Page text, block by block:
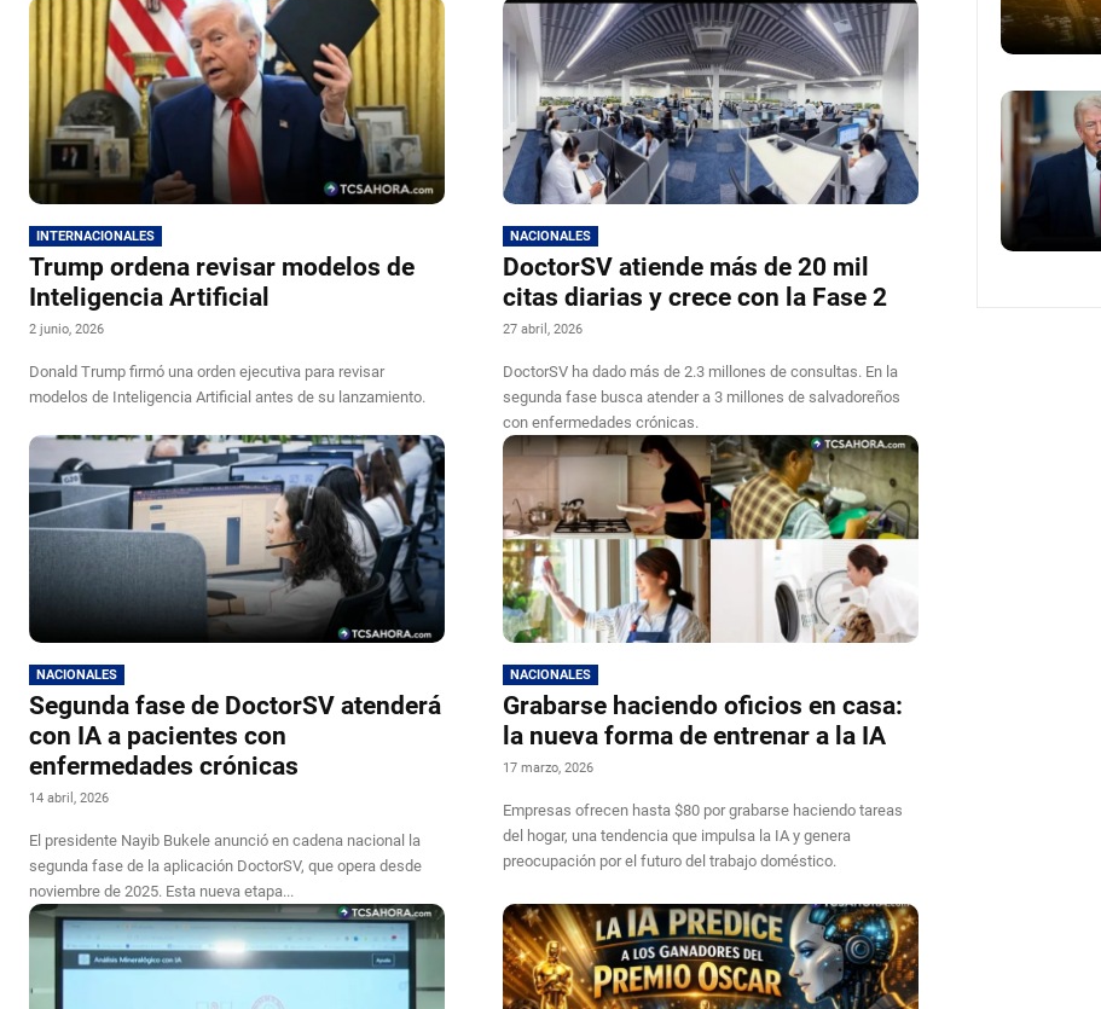
INTERNACIONALES
Trump ordena revisar modelos de
Inteligencia Artificial
2 junio, 2026
Donald Trump firmó una orden ejecutiva para revisar
modelos de Inteligencia Artificial antes de su lanzamiento.
NACIONALES
DoctorSV atiende más de 20 mil
citas diarias y crece con la Fase 2
27 abril, 2026
DoctorSV ha dado más de 2.3 millones de consultas. En la
segunda fase busca atender a 3 millones de salvadoreños
con enfermedades crónicas.
NACIONALES
Segunda fase de DoctorSV atenderá
con IA a pacientes con
enfermedades crónicas
14 abril, 2026
El presidente Nayib Bukele anunció en cadena nacional la
segunda fase de la aplicación DoctorSV, que opera desde
noviembre de 2025. Esta nueva etapa...
NACIONALES
Grabarse haciendo oficios en casa:
la nueva forma de entrenar a la IA
17 marzo, 2026
Empresas ofrecen hasta $80 por grabarse haciendo tareas
del hogar, una tendencia que impulsa la IA y genera
preocupación por el futuro del trabajo doméstico.